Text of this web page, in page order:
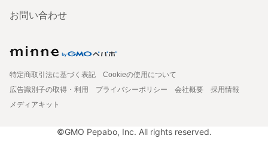
お問い合わせ
特定商取引法に基づく表記
Cookieの使用について
広告識別子の取得・利用
プライバシーポリシー 会社概要
採用情報
メディアキット
©GMO Pepabo, Inc. All rights reserved.